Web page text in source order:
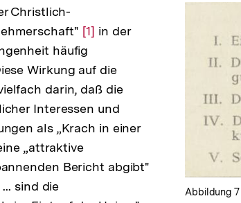
Abbildung 7
Christlich-
Zur
Auflösung
der
Fußnote
[1] in der
häufig
Wirkung auf die
darin, daß die
Interessen und
als „Krach in einer
„attraktive
Bericht abgibt"
sind die